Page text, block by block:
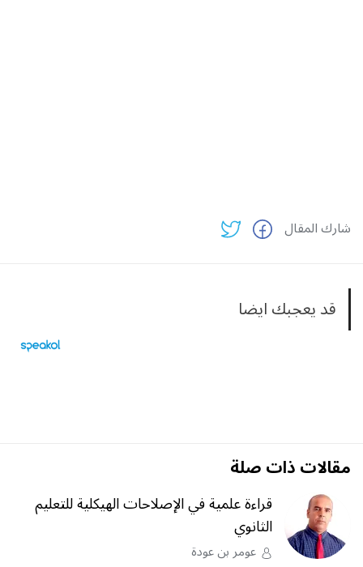
شارك المقال
قد يعجبك ايضا
مقالات ذات صلة
قراءة علمية في الإصلاحات الهيكلية للتعليم
الثانوي
عومر بن عودة